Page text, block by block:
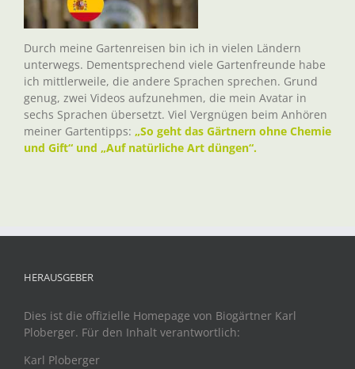
Durch meine Gartenreisen bin ich in vielen Ländern
unterwegs. Dementsprechend viele Gartenfreunde habe
ich mittlerweile, die andere Sprachen sprechen. Grund
genug, zwei Videos aufzunehmen, die mein Avatar in
sechs Sprachen übersetzt. Viel Vergnügen beim Anhören
meiner Gartentipps: „So geht das Gärtnern ohne Chemie
und Gift“ und „Auf natürliche Art düngen“.
HERAUSGEBER
Dies ist die offizielle Homepage von Biogärtner Karl
Ploberger. Für den Inhalt verantwortlich:
Karl Ploberger